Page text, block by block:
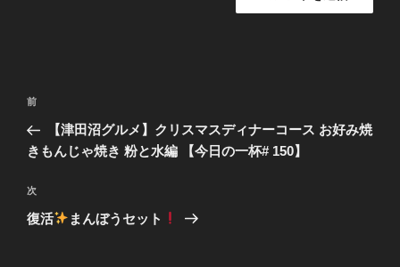
投
ナ
ゲ
ー
前
の
投
前
【津田沼グルメ】クリスマスディナーコース お好み焼
きもんじゃ焼き 粉と水編 【今日の一杯# 150】
次
の
次
復活 まんぼうセット